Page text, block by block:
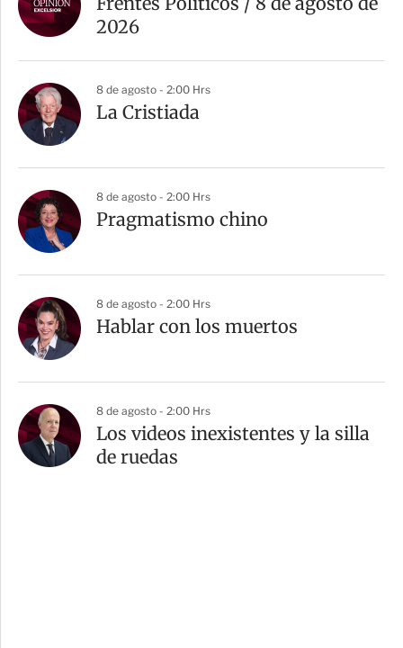
2026
8 de agosto - 2:00 Hrs
La Cristiada
8 de agosto - 2:00 Hrs
Pragmatismo chino
8 de agosto - 2:00 Hrs
Hablar con los muertos
8 de agosto - 2:00 Hrs
Los videos inexistentes y la silla
de ruedas